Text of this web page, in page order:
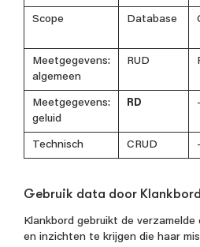
Scope Database
Meetgegevens:
algemeen
RUD
Meetgegevens:
geluid
RD -
Technisch CRUD -
Gebruik data door
Klankbord gebruikt de
en inzichten te krijgen die haar